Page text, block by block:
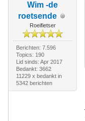
Wim -de
roetsende
Roeifietser
Berichten: 7.596
Topics: 190
Lid sinds: Apr 2017
Bedankt: 3662
11229 x bedankt in
5342 berichten